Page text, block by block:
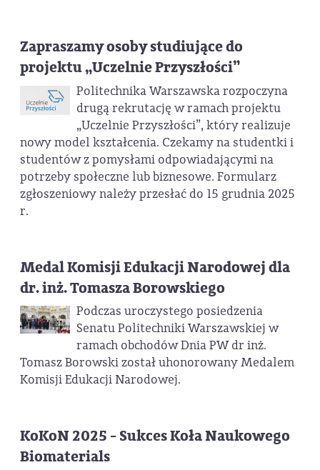
Zapraszamy osoby studiujące do
projektu „Uczelnie Przyszłości”
Politechnika Warszawska rozpoczyna
drugą rekrutację w ramach projektu
„Uczelnie Przyszłości”, który realizuje
nowy model kształcenia. Czekamy na studentki i
studentów z pomysłami odpowiadającymi na
potrzeby społeczne lub biznesowe. Formularz
zgłoszeniowy należy przesłać do 15 grudnia 2025
r.
Medal Komisji Edukacji Narodowej dla
dr. inż. Tomasza Borowskiego
Podczas uroczystego posiedzenia
Senatu Politechniki Warszawskiej w
ramach obchodów Dnia PW dr inż.
Tomasz Borowski został uhonorowany Medalem
Komisji Edukacji Narodowej.
KoKoN 2025 - Sukces Koła Naukowego
Biomaterials